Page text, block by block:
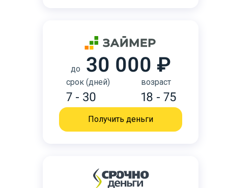
до 30 000 ₽
срок (дней)
7 - 30
возраст
18 - 75
Получить деньги